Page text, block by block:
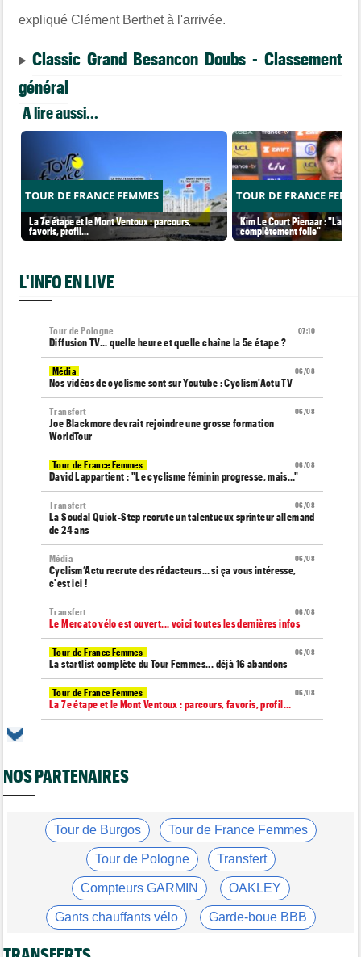
expliqué Clément Berthet à l'arrivée.
Classic Grand Besancon Doubs - Classement
général
A lire aussi...
TOUR DE FRANCE FEMMES
La 7e étape et le Mont Ventoux : parcours,
favoris, profil…
TOUR DE FRANCE
Kim Le Court Pienaar : "La
complètement folle"
L'INFO EN LIVE
07:10
Tour de Pologne
Diffusion TV... quelle heure et quelle chaîne la 5e étape ?
06/08
Média
Nos vidéos de cyclisme sont sur Youtube : Cyclism'Actu TV
06/08
Transfert
Joe Blackmore devrait rejoindre une grosse formation
WorldTour
06/08
Tour de France Femmes
David Lappartient : "Le cyclisme féminin progresse, mais…"
06/08
Transfert
La Soudal Quick-Step recrute un talentueux sprinteur allemand
de 24 ans
06/08
Média
Cyclism’Actu recrute des rédacteurs… si ça vous intéresse,
c'est ici !
06/08
Transfert
Le Mercato vélo est ouvert... voici toutes les dernières infos
06/08
Tour de France Femmes
La startlist complète du Tour Femmes... déjà 16 abandons
06/08
Tour de France Femmes
La 7e étape et le Mont Ventoux : parcours, favoris, profil…
Tour de Pologne
Bart Lemmen : "J'attendais cette 1ère victoire depuis
06/08
Tour de France Femmes
Marlen Reusser : "Le Mont Ventoux... on verra"
Tour de France Femmes
Kim Le Court Pienaar : "La course a été complètement folle"
06/08
Route
Isaac Del Toro prolonge avec UAE Team Emirates-XRG jusqu'en
2031
NOS PARTENAIRES
Tour de Burgos Tour de France Femmes
Tour de Pologne Transfert
Compteurs GARMIN OAKLEY
Gants chauffants vélo Garde-boue BBB
Casque ABUS